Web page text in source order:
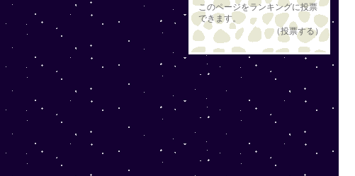
このページをランキングに投票
できます。
（投票する）